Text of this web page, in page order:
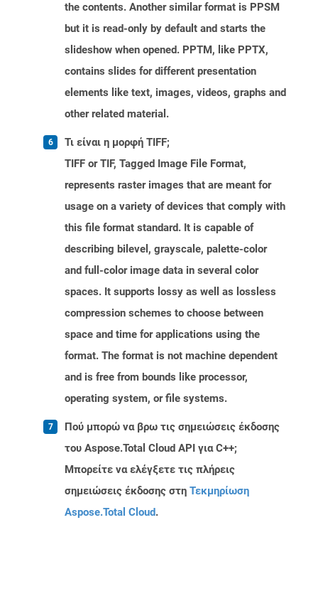
the contents. Another similar format is PPSM
but it is read-only by default and starts the
slideshow when opened. PPTM, like PPTX,
contains slides for different presentation
elements like text, images, videos, graphs and
other related material.
Τι είναι η μορφή TIFF;
TIFF or TIF, Tagged Image File Format,
represents raster images that are meant for
usage on a variety of devices that comply with
this file format standard. It is capable of
describing bilevel, grayscale, palette-color
and full-color image data in several color
spaces. It supports lossy as well as lossless
compression schemes to choose between
space and time for applications using the
format. The format is not machine dependent
and is free from bounds like processor,
operating system, or file systems.
Πού μπορώ να βρω τις σημειώσεις έκδοσης
του Aspose.Total Cloud API για C++;
Μπορείτε να ελέγξετε τις πλήρεις
σημειώσεις έκδοσης στη Τεκμηρίωση
Aspose.Total Cloud.